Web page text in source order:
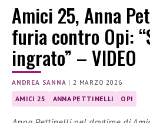
Amici 25, Anna
furia contro Opi:
ingrato” – VIDEO
ANDREA SANNA |2 MARZO 2026
AMICI 25 ANNA PETTINELLI OPI